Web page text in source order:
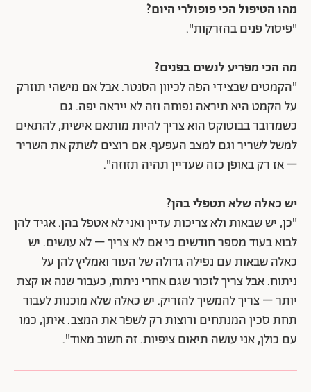
מהו הטיפול הכי פופולרי היום?
"פיסול פנים בהזרקות".
מה הכי מפריע לנשים בפנים?
"הקמטים שבצידי הפה לכיוון הסנטר. אבל אם מישהי תוזרק
על הקמט היא תיראה נפוחה וזה לא ייראה יפה. גם
כשמדובר בבוטוקס הוא צריך להיות מותאם אישית, להתאים
למשל לשריר וגם למצב העפעף. אם רוצים לשתק את השריר
– אז רק באופן כזה שעדיין תהיה תזוזה".
יש כאלה שלא תטפלי בהן?
"כן, יש שבאות ולא צריכות עדיין ואני לא אטפל בהן. אגיד להן
לבוא בעוד מספר חודשים כי אם לא צריך – לא עושים. יש
כאלה שבאות עם נפילה גדולה של העור ואמליץ להן על
ניתוח. אבל צריך לזכור שגם אחרי ניתוח, כעבור שנה או קצת
יותר – צריך להמשיך להזריק. יש כאלה שלא מוכנות לעבור
תחת סכין המנתחים ורוצות רק לשפר את המצב. איתן, כמו
עם כולן, אני עושה תיאום ציפיות. זה חשוב מאוד".